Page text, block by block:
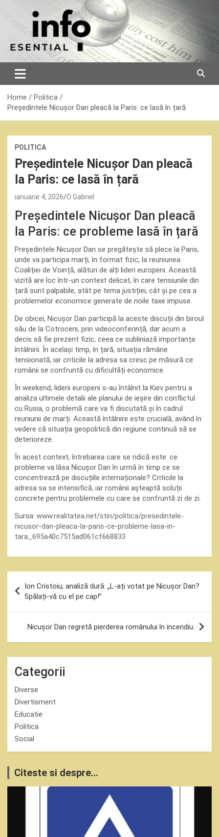
Home
Politica
Președintele Nicușor Dan pleacă la Paris: ce lasă în țară
POLITICA
Președintele Nicușor Dan pleacă
la Paris: ce lasă în țară
ianuarie 4, 2026 O Gabriel
Președintele Nicușor Dan pleacă
la Paris: ce probleme lasă în țară
Președintele Nicușor Dan se pregătește să plece la Paris,
unde va participa marți, în format fizic, la reuniunea
Coaliției de Voință, alături de alți lideri europeni. Această
vizită are loc într-un context delicat, în care tensiunile din
țară sunt palpabile, atât pe tema justiției, cât și pe cea a
problemelor economice generate de noile taxe impuse.
De obicei, Nicușor Dan participă la aceste discuții din biroul
său de la Cotroceni, prin videoconferință, dar acum a
decis să fie prezent fizic, ceea ce subliniază importanța
întâlnirii. În același timp, în țară, situația rămâne
tensionată, iar criticile la adresa sa cresc pe măsură ce
românii se confruntă cu dificultăți economice.
În weekend, liderii europeni s-au întâlnit la Kiev pentru a
analiza ultimele detalii ale planului de ieșire din conflictul
cu Rusia, o problemă care va fi discutată și în cadrul
reuniunii de marți. Această întâlnire este crucială, având în
vedere că situația geopolitică din regiune continuă să se
deterioreze.
În acest context, întrebarea care se ridică este: ce
probleme va lăsa Nicușor Dan în urmă în timp ce se
concentrează pe discuțiile internaționale? Criticile la
adresa sa se intensifică, iar românii așteaptă soluții
concrete pentru problemele cu care se confruntă zi de zi.
Sursa: www.realitatea.net/stiri/politica/presedintele-
nicusor-dan-pleaca-la-paris-ce-probleme-lasa-in-
tara_695a40c7515ad061cf668833
în
articole
Ion Cristoiu, analiză dură: „L-ați votat pe Nicușor Dan?
Spălați-vă cu el pe cap!”
Nicușor Dan regretă pierderea românului în incendiu.
Categorii
Diverse
Divertisment
Educatie
Politica
Social
Citeste si despre...